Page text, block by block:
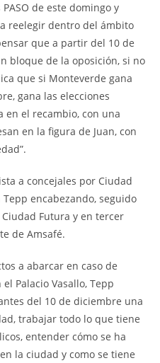
de este domingo y
reelegir dentro del ámbito
que a partir del 10 de
bloque de la oposición, si no
que si Monteverde gana
gana las elecciones
en el recambio, con una
en la figura de Juan, con
a concejales por Ciudad
encabezando, seguido
Futura y en tercer
de Amsafé.
a abarcar en caso de
Palacio Vasallo, Tepp
del 10 de diciembre una
trabajar todo lo que tiene
entender cómo se ha
la ciudad y como se tiene